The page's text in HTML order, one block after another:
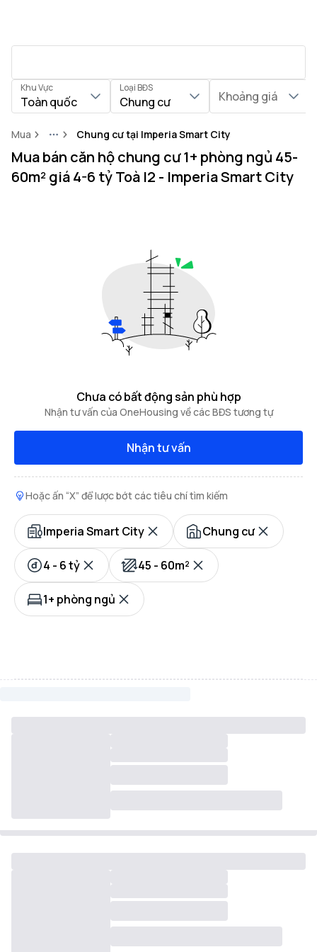
Khu Vực
Toàn quốc
Loại BĐS
Chung cư Khoảng giá
Mua MoreChung cư tại Imperia Smart City
Mua bán căn hộ chung cư 1+ phòng ngủ 45-
60m² giá 4-6 tỷ Toà I2 - Imperia Smart City
Chưa có bất động sản phù hợp
Nhận tư vấn của OneHousing về các BĐS tương tự
Nhận tư vấn
Hoặc ấn “X” để lược bớt các tiêu chí tìm kiếm
Imperia Smart City Chung cư
4 - 6 tỷ 45 - 60m²
1+ phòng ngủ